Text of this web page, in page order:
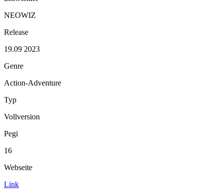
NEOWIZ
Release
19.09 2023
Genre
Action-Adventure
Typ
Vollversion
Pegi
16
Webseite
Link